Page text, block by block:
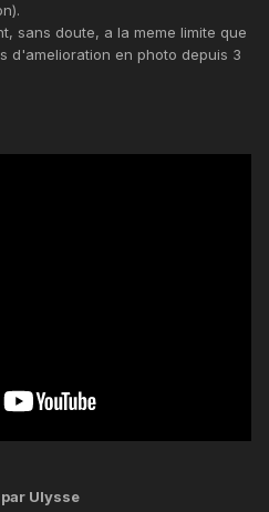
sans doute, a la meme limite que
d'amelioration en photo depuis 3
par Ulysse